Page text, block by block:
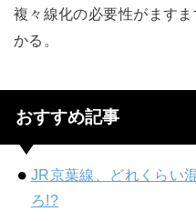
複々線化の必要性がます
かる。
おすすめ記事
JR京葉線、どれくらい
ろ!?